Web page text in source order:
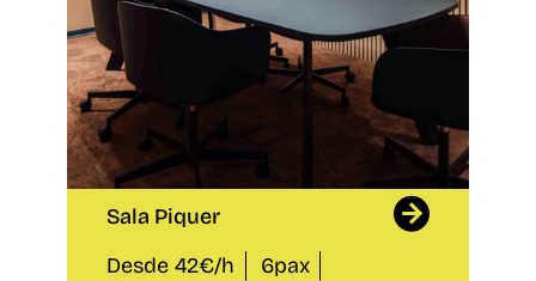
Sala Piquer
Desde 42€/h
6pax